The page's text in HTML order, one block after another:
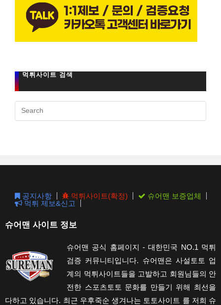
먹튀사이트 검색
공지사항 먹튀사이트(확정)
슈어맨 보증업체
먹튀 제보&신고
슈어맨 사이트 정보
슈어맨 공식 홈페이지 - 대한민국 NO.1 먹튀
검증 커뮤니티입니다. 슈어맨은 사설토토 업
계의 먹튀사이트들을 고발하고 회원님들의 안
전한 스포츠토토 문화를 만들기 위해 최선을
다하고 있습니다. 최근 우후죽순 생겨나는 토토사이트 를 저희 슈